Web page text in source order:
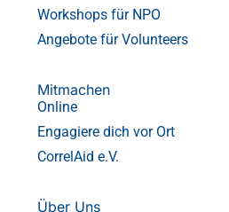
Workshops für NPO
Angebote für Volunteers
Mitmachen
Online
Engagiere dich vor Ort
CorrelAid e.V.
Über Uns